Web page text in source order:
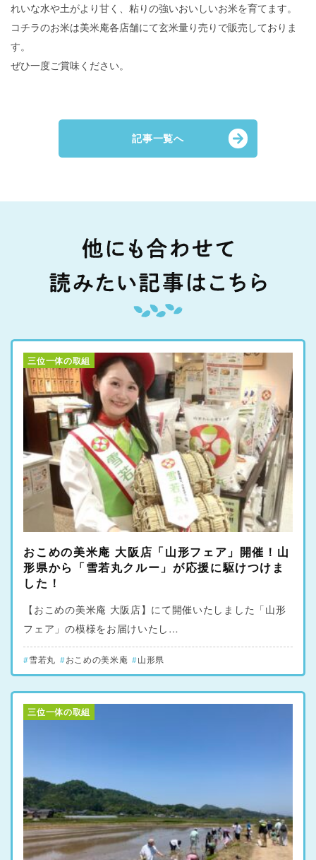
れいな水や土がより甘く、粘りの強いおいしいお米を育てます。
コチラのお米は美米庵各店舗にて玄米量り売りで販売しておりま
す。
ぜひ一度ご賞味ください。
記事一覧へ
三位一体の取組
おこめの美米庵 大阪店「山形フェア」開催！山
形県から「雪若丸クルー」が応援に駆けつけま
した！
【おこめの美米庵 大阪店】にて開催いたしました「山形
フェア」の模様をお届けいたし…
雪若丸 おこめの美米庵 山形県
三位一体の取組